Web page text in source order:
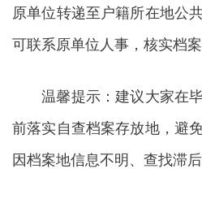
原单位转递至户籍所在地公
可联系原单位人事，核实档
温馨提示：建议大家在毕
前落实自查档案存放地，避
因档案地信息不明、查找滞